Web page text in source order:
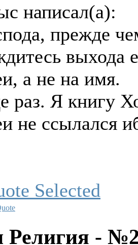
написал(а):
прежде
выхода
а не на имя.
раз. Я книгу
не ссылался
Религия -